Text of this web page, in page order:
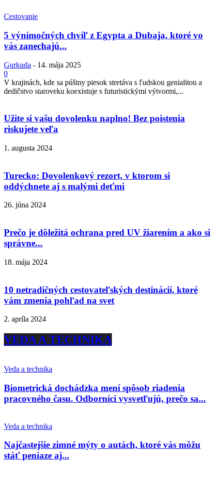
Cestovanie
5 výnimočných chvíľ z Egypta a Dubaja, ktoré vo
vás zanechajú...
Gurkuda - 14. mája 2025
0
V krajinách, kde sa púštny piesok stretáva s ľudskou genialitou a
dedičstvo staroveku koexistuje s futuristickými výtvormi,...
Užite si vašu dovolenku naplno! Bez poistenia
riskujete veľa
1. augusta 2024
Turecko: Dovolenkový rezort, v ktorom si
oddýchnete aj s malými deťmi
26. júna 2024
Prečo je dôležitá ochrana pred UV žiarením a ako si
správne...
18. mája 2024
10 netradičných cestovateľských destinácií, ktoré
vám zmenia pohľad na svet
2. apríla 2024
VEDA A TECHNIKA
Veda a technika
Biometrická dochádzka mení spôsob riadenia
pracovného času. Odborníci vysvetľujú, prečo sa...
Veda a technika
Najčastejšie zimné mýty o autách, ktoré vás môžu
stáť peniaze aj...